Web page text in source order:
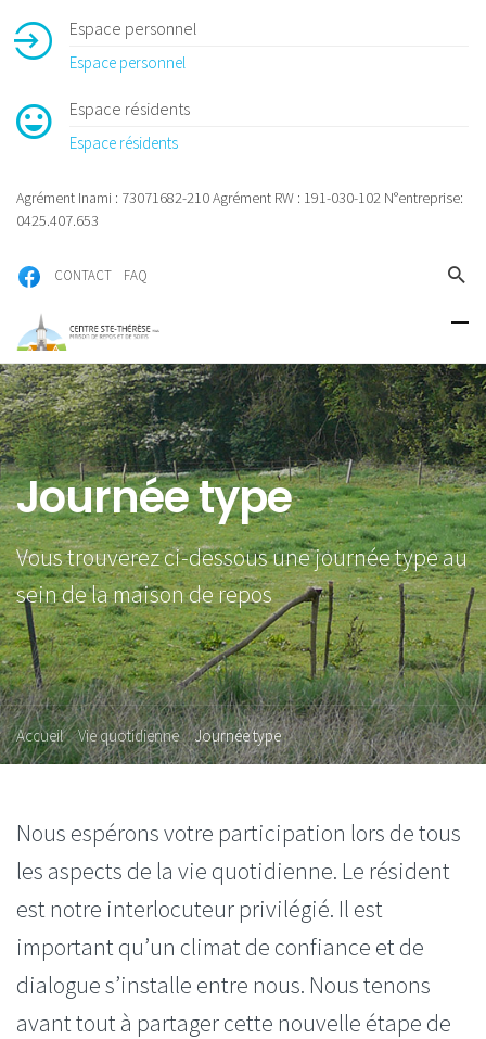
Espace personnel
Espace personnel
Espace résidents
Espace résidents
Agrément Inami : 73071682-210 Agrément RW : 191-030-102 N°entreprise:
0425.407.653
CONTACT FAQ
Journée type
Vous trouverez ci-dessous une journée type au
sein de la maison de repos
Accueil Vie quotidienne Journée type
Nous espérons votre participation lors de tous
les aspects de la vie quotidienne. Le résident
est notre interlocuteur privilégié. Il est
important qu’un climat de confiance et de
dialogue s’installe entre nous. Nous tenons
avant tout à partager cette nouvelle étape de